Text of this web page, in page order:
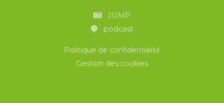
JUMP
podcast
Politique de confidentialité
Gestion des cookies